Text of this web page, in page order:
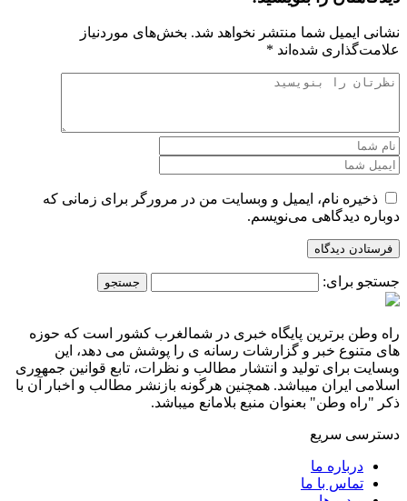
نشانی ایمیل شما منتشر نخواهد شد. بخش‌های موردنیاز
علامت‌گذاری شده‌اند *
ذخیره نام، ایمیل و وبسایت من در مرورگر برای زمانی که
دوباره دیدگاهی می‌نویسم.
جستجو برای:
راه وطن برترین پایگاه خبری در شمالغرب کشور است که حوزه
های متنوع خبر و گزارشات رسانه ی را پوشش می دهد، این
وبسایت برای تولید و انتشار مطالب و نظرات، تابع قوانین جمهوری
اسلامی ایران میباشد. همچنین هرگونه بازنشر مطالب و اخبار آن با
ذکر "راه وطن" بعنوان منبع بلامانع میباشد.
دسترسی سریع
درباره ما
تماس با ما